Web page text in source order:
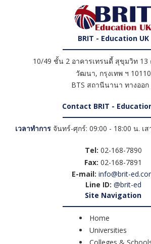
BRIT - Education UK
10/49 ชั้น 2 อาคารเทรนดี้ สุขุมวิท 13
วัฒนา, กรุงเทพ ฯ 10110
BTS สถานีนานา ทางออก
Contact BRIT -
เวลาทำการ จันทร์-ศุกร์: 09:00 - 18:00 น. เ
Tel: 02-168-7890
Fax: 02-168-7891
E-mail: info@brit-
Line ID: @brit-ed
Site Navigation
Home
Universities